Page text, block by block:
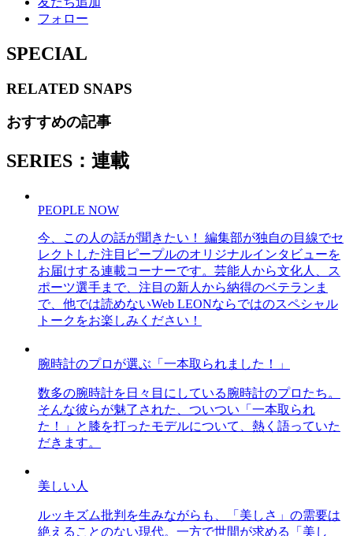
フォロー
SPECIAL
RELATED SNAPS
おすすめの記事
SERIES：連載
PEOPLE NOW
今、この人の話が聞きたい！ 編集部が独自の目線でセ
レクトした注目ピープルのオリジナルインタビューを
お届けする連載コーナーです。芸能人から文化人、ス
ポーツ選手まで、注目の新人から納得のベテランま
で、他では読めないWeb LEONならではのスペシャル
トークをお楽しみください！
腕時計のプロが選ぶ「一本取られました！」
数多の腕時計を日々目にしている腕時計のプロたち。
そんな彼らが魅了された、ついつい「一本取られ
た！」と膝を打ったモデルについて、熱く語っていた
だきます。
美しい人
ルッキズム批判を生みながらも、「美しさ」の需要は
絶えることのない現代。一方で世間が求める「美し